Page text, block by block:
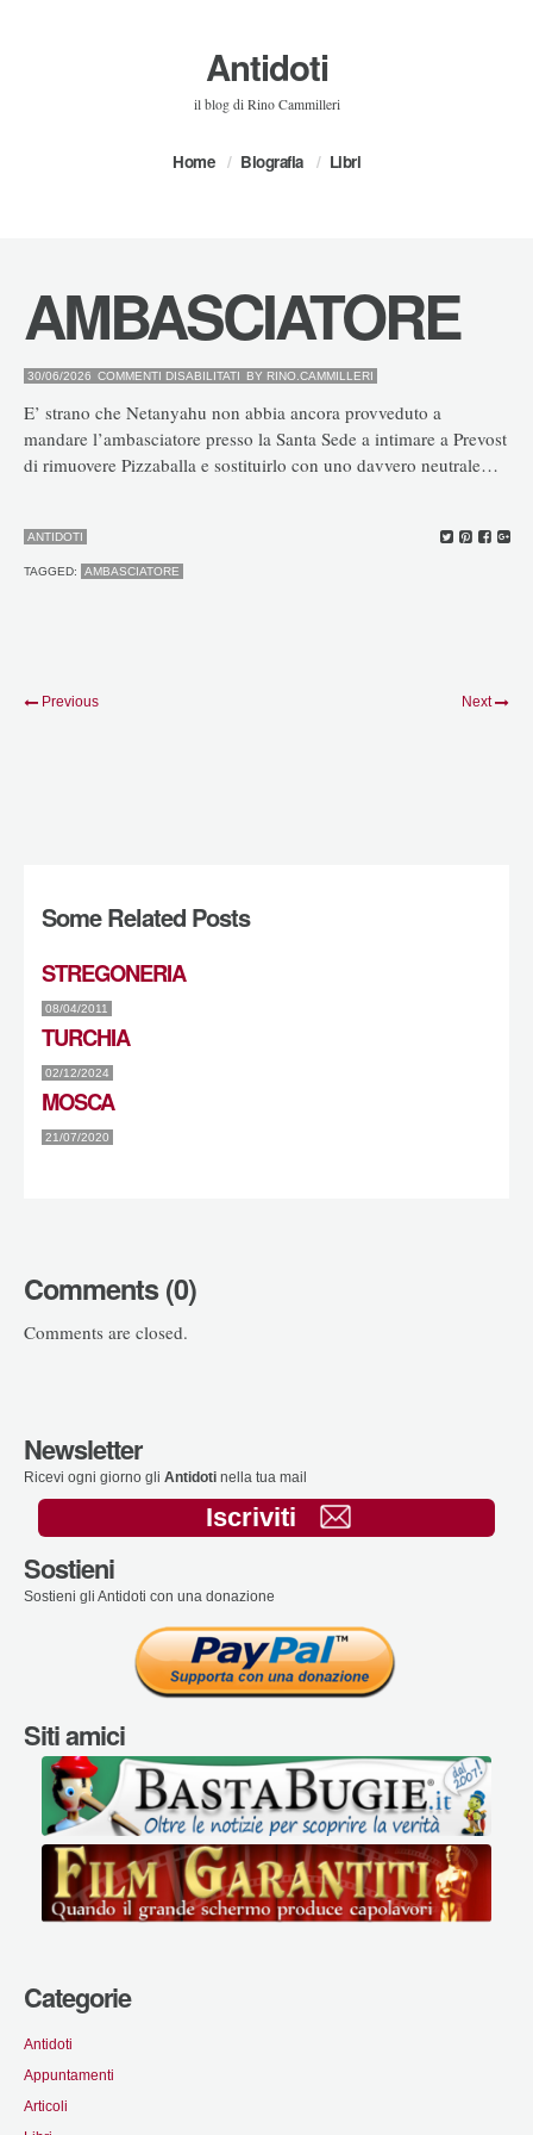
Antidoti
il blog di Rino Cammilleri
Home Biografia Libri
AMBASCIATORE
30/06/2026 COMMENTI DISABILITATI SU
BY RINO.CAMMILLERI
E’ strano che Netanyahu non abbia ancora provveduto a
mandare l’ambasciatore presso la Santa Sede a intimare a Prevost
di rimuovere Pizzaballa e sostituirlo con uno davvero neutrale…
ANTIDOTI
TAGGED: AMBASCIATORE
Previous Next
Some Related Posts
STREGONERIA
08/04/2011
TURCHIA
02/12/2024
MOSCA
21/07/2020
Comments (0)
Comments are closed.
Newsletter
Ricevi ogni giorno gli Antidoti nella tua mail
Iscriviti
Sostieni
Sostieni gli Antidoti con una donazione
Siti amici
Categorie
Antidoti
Appuntamenti
Articoli